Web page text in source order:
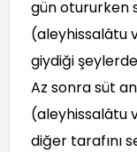
gün otururken
(aleyhissalâtu
giydiği
Az sonra süt
(aleyhissalâtu
diğer tarafını